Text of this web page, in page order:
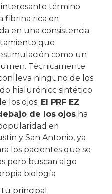
término
fibrina rica en
en una consistencia
que
como un
Técnicamente
ninguno de los
hialurónico sintético
los ojos. El PRF EZ
de los ojos ha
en
y San Antonio, ya
los pacientes que se
pero buscan algo
biología.
tu principal